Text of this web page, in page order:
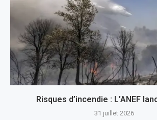
Risques d’incendie : L’ANEF
31 juillet 2026